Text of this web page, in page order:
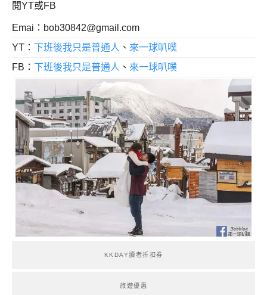
閱YT或FB
Emai： bob30842@gmail.com
YT： 下班後我只是普通人 、 來一球叭噗
FB： 下班後我只是普通人 、 來一球叭噗
KKDAY讀者折扣券
旅遊優惠